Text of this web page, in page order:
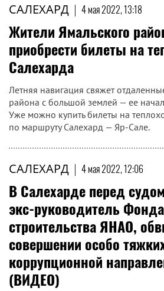
САЛЕХАРД | 4 мая 2022, 13:18
Жители Ямальского
приобрести билеты на
Салехарда
Летняя навигация свяжет
района с большой землей — ее
Уже можно купить билеты на
по маршруту Салехард — Яр-Сале.
САЛЕХАРД | 4 мая 2022, 12:06
В Салехарде перед
экс-руководитель
строительства ЯНАО,
совершении особо
коррупционной
(ВИДЕО)